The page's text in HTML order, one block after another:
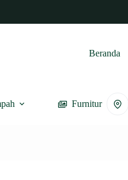
Beranda
Furnitur